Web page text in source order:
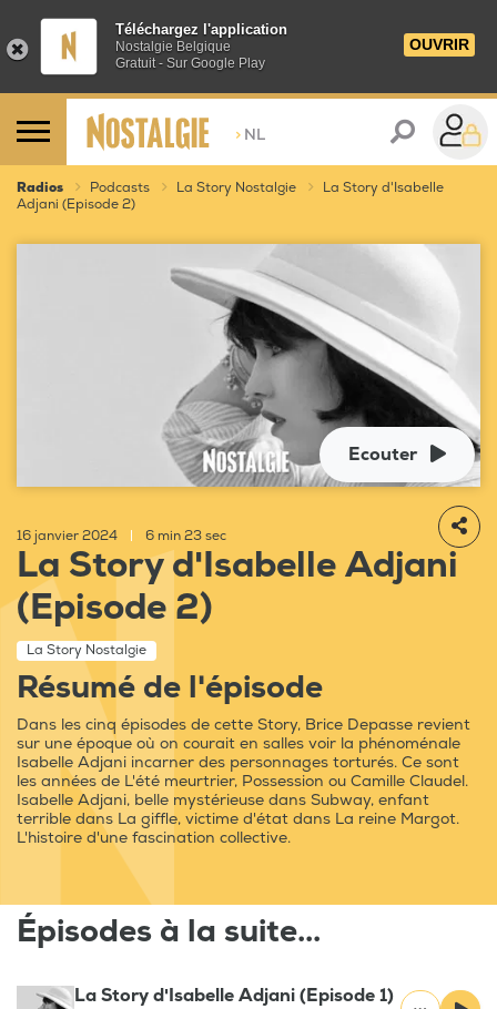
Téléchargez l'application
Nostalgie Belgique
Gratuit - Sur Google Play
OUVRIR
> NL
Radios Podcasts La Story Nostalgie
La Story d'Isabelle
Adjani (Episode 2)
Ecouter
16 janvier 2024 6 min 23 sec
La Story d'Isabelle Adjani
(Episode 2)
La Story Nostalgie
Résumé de l'épisode
Dans les cinq épisodes de cette Story, Brice Depasse revient
sur une époque où on courait en salles voir la phénoménale
Isabelle Adjani incarner des personnages torturés. Ce sont
les années de L'été meurtrier, Possession ou Camille Claudel.
Isabelle Adjani, belle mystérieuse dans Subway, enfant
terrible dans La giffle, victime d'état dans La reine Margot.
L'histoire d'une fascination collective.
Épisodes à la suite...
La Story d'Isabelle Adjani (Episode 1)